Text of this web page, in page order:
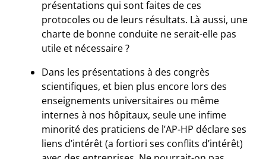
présentations qui sont faites de ces
protocoles ou de leurs résultats. Là aussi, une
charte de bonne conduite ne serait-elle pas
utile et nécessaire ?
Dans les présentations à des congrès
scientifiques, et bien plus encore lors des
enseignements universitaires ou même
internes à nos hôpitaux, seule une infime
minorité des praticiens de l’AP-HP déclare ses
liens d’intérêt (a fortiori ses conflits d’intérêt)